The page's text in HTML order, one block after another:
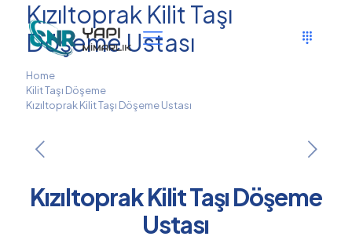
Kızıltoprak Kilit Taşı
Döşeme Ustası
Home
Kilit Taşı Döşeme
Kızıltoprak Kilit Taşı Döşeme Ustası
Kızıltoprak Kilit Taşı Döşeme
Ustası